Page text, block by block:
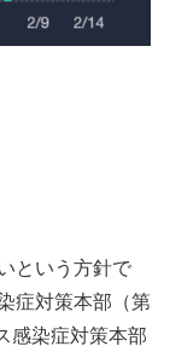
という方針で
症対策本部（第
感染症対策本部